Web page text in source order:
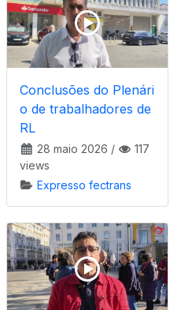
Conclusões do Plenári
o de trabalhadores de
RL
28 maio 2026 /
117
views
Expresso fectrans